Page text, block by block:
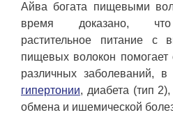
Айва богата пищевыми
время доказано, что
растительное питание с
пищевых волокон помогает
различных заболеваний,
гипертонии, диабета (тип
обмена и ишемической